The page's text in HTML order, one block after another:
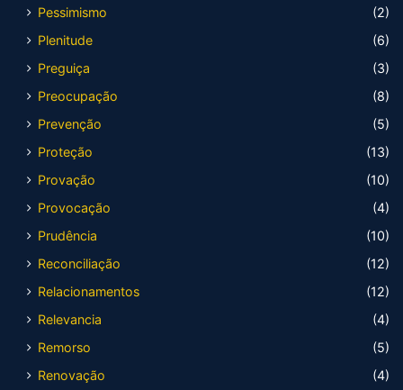
Pessimismo
(2)
Plenitude
(6)
Preguiça
(3)
Preocupação
(8)
Prevenção
(5)
Proteção
(13)
Provação
(10)
Provocação
(4)
Prudência
(10)
Reconciliação
(12)
Relacionamentos
(12)
Relevancia
(4)
Remorso
(5)
Renovação
(4)